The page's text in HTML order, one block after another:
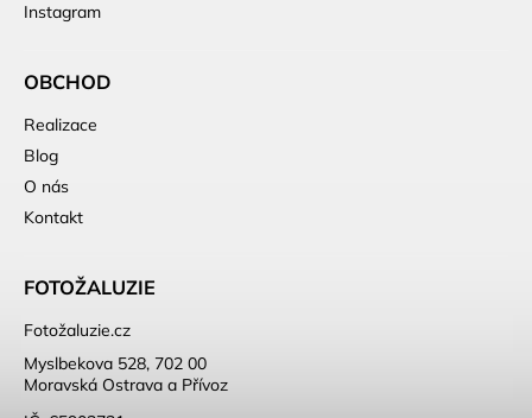
Instagram
OBCHOD
Realizace
Blog
O nás
Kontakt
FOTOŽALUZIE
Fotožaluzie.cz
Myslbekova 528, 702 00
Moravská Ostrava a Přívoz